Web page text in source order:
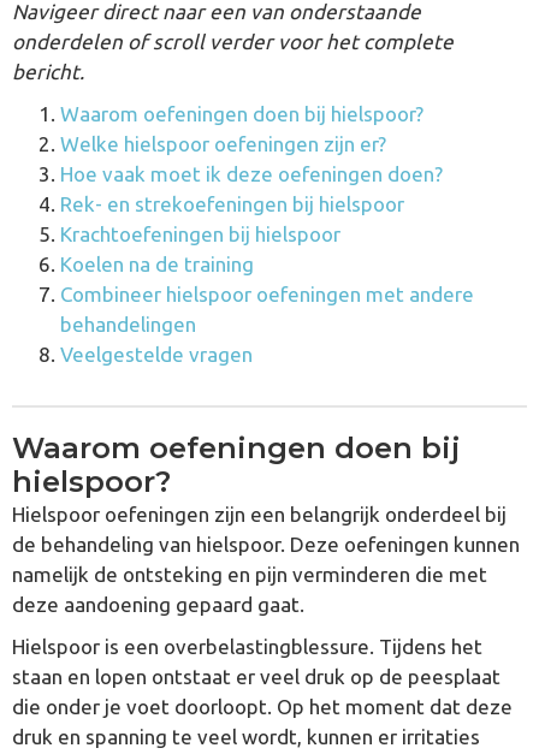
Navigeer direct naar een van onderstaande
onderdelen of scroll verder voor het complete
bericht.
Waarom oefeningen doen bij hielspoor?
Welke hielspoor oefeningen zijn er?
Hoe vaak moet ik deze oefeningen doen?
Rek- en strekoefeningen bij hielspoor
Krachtoefeningen bij hielspoor
Koelen na de training
Combineer hielspoor oefeningen met andere
behandelingen
Veelgestelde vragen
Waarom oefeningen doen bij
hielspoor?
Hielspoor oefeningen zijn een belangrijk onderdeel bij
de behandeling van hielspoor. Deze oefeningen kunnen
namelijk de ontsteking en pijn verminderen die met
deze aandoening gepaard gaat.
Hielspoor is een overbelastingblessure. Tijdens het
staan en lopen ontstaat er veel druk op de peesplaat
die onder je voet doorloopt. Op het moment dat deze
druk en spanning te veel wordt, kunnen er irritaties